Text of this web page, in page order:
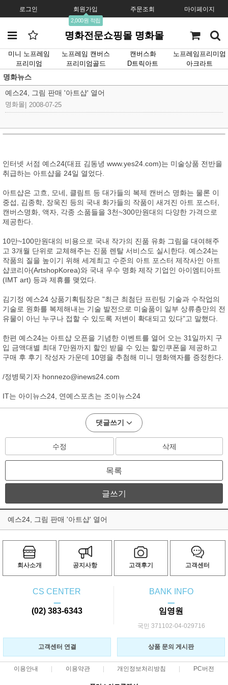
로그인 회원가입
2,000원 적립
주문조회 마이페이지
명화전문쇼핑몰 명화몰
미니 노프레임 노프레임 캔버스 캔버스화
노프레임프리미엄
프리미엄
프리미엄골드 D트릭아트 아크라트
명화뉴스
예스24, 그림 판매 '아트샵' 열어
명화몰 2008-07-25
인터넷 서점 예스24(대표 김동녕 www.yes24.com)는 미술상품 전반을
취급하는 아트샵을 24일 열었다.
아트샵은 고흐, 모네, 클림트 등 대가들의 복제 캔버스 명화는 물론 이
중섭, 김종학, 장욱진 등의 국내 화가들의 작품이 새겨진 아트 포스터,
캔버스명화, 액자, 각종 소품들을 3천~300만원대의 다양한 가격으로
제공한다.
10만~100만원대의 비용으로 국내 작가의 진품 유화 그림을 대여해주
고 3개월 단위로 교체해주는 진품 렌탈 서비스도 실시한다. 예스24는
작품의 질을 높이기 위해 세계최고 수준의 아트 포스터 제작사인 아트
샵코리아(ArtshopKorea)와 국내 우수 명화 제작 기업인 아이엠티아트
(IMT art) 등과 제휴를 맺었다.
김기정 예스24 상품기획팀장은 "최근 최첨단 프린팅 기술과 수작업의
기술로 원화를 복제해내는 기술 발전으로 미술품이 일부 상류층만의 전
유물이 아닌 누구나 접할 수 있도록 저변이 확대되고 있다"고 말했다.
한편 예스24는 아트샵 오픈을 기념한 이벤트를 열어 오는 31일까지 구
입 금액대별 최대 7만원까지 할인 받을 수 있는 할인쿠폰을 제공하고
구매 후 후기 작성자 가운데 10명을 추첨해 미니 명화액자를 증정한다.
/정병묵기자 honnezo@inews24.com
IT는 아이뉴스24, 연예스포츠는 조이뉴스24
댓글쓰기
수정 삭제
목록
글쓰기
예스24, 그림 판매 '아트샵' 열어
회사소개 공지사항 고객후기 고객센터
CS CENTER
ㅡ
(02) 383-6343
BANK INFO
ㅡ
임영원
국민 371102-04-029716
고객센터 연결 상품 문의 게시판
이용안내 이용약관 개인정보처리방침 PC버전